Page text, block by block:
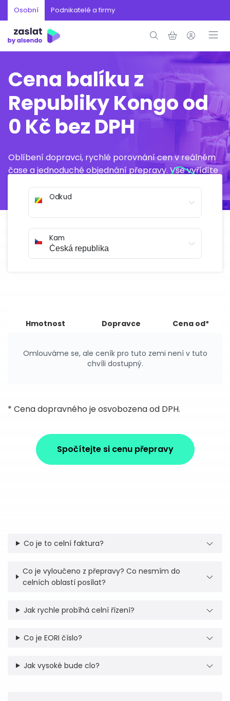
Osobní Podnikatelé a firmy
Cena balíku z
Republiky Kongo od
0 Kč bez DPH
Oblíbení dopravci, rychlé porovnání cen v reálném
čase a jednoduché objednání přepravy. Vše vyřídíte
Odkud
Kam
Hmotnost Dopravce Cena od*
Omlouváme se, ale ceník pro tuto zemi není v tuto
chvíli dostupný.
* Cena dopravného je osvobozena od DPH.
Spočítejte si cenu přepravy
Co je to celní faktura?
Co je vyloučeno z přepravy? Co nesmím do
celních oblastí posílat?
Jak rychle probíhá celní řízení?
Co je EORI číslo?
Jak vysoké bude clo?